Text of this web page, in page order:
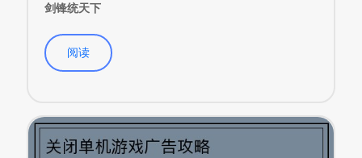
剑锋统天下
阅读